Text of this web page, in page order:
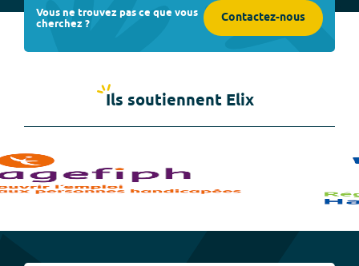
Vous ne trouvez pas ce que vous
cherchez ? Contactez-nous
Ils soutiennent Elix